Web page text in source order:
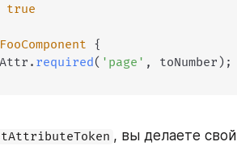
true
FooComponent {
. required( 'page' , toNumber ) ;
, вы делаете